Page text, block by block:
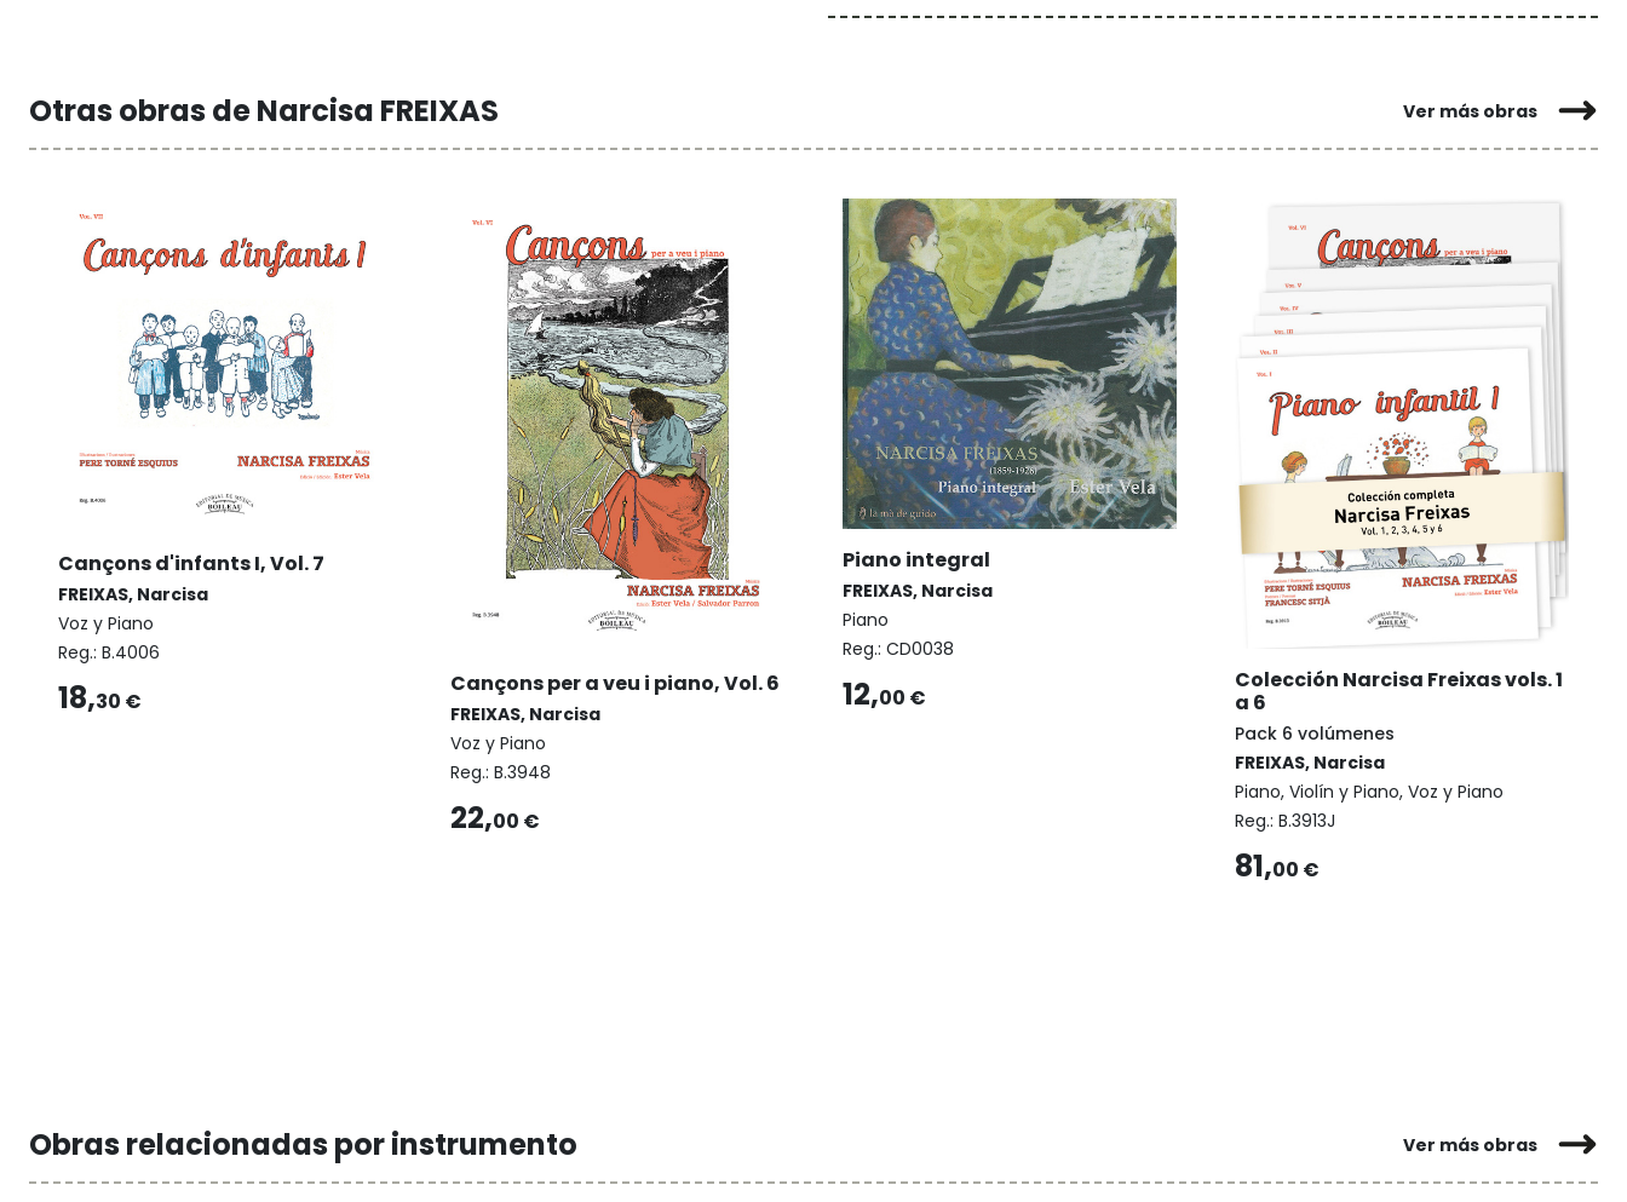
Otras obras de Narcisa FREIXAS Ver más obras
Cançons d'infants I, Vol. 7
FREIXAS, Narcisa
Voz y Piano
Reg.: B.4006
18,30 €
Cançons per a veu i piano, Vol. 6
FREIXAS, Narcisa
Voz y Piano
Reg.: B.3948
22,00 €
Piano integral
FREIXAS, Narcisa
Piano
Reg.: CD0038
12,00 €
Colección Narcisa Freixas vols. 1
a 6
Pack 6 volúmenes
FREIXAS, Narcisa
Piano, Violín y Piano, Voz y Piano
Reg.: B.3913J
81,00 €
Obras relacionadas por instrumento Ver más obras